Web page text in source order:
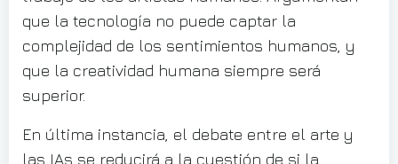
que la tecnología no puede captar la
complejidad de los sentimientos humanos, y
que la creatividad humana siempre será
superior.
En última instancia, el debate entre el arte y
las IAs se reducirá a la cuestión de si la